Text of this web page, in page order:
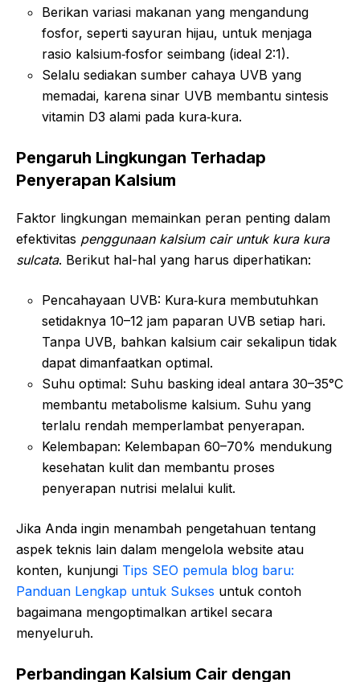
Berikan variasi makanan yang mengandung
fosfor, seperti sayuran hijau, untuk menjaga
rasio kalsium‑fosfor seimbang (ideal 2:1).
Selalu sediakan sumber cahaya UVB yang
memadai, karena sinar UVB membantu sintesis
vitamin D3 alami pada kura‑kura.
Pengaruh Lingkungan Terhadap
Penyerapan Kalsium
Faktor lingkungan memainkan peran penting dalam
efektivitas penggunaan kalsium cair untuk kura kura
sulcata. Berikut hal-hal yang harus diperhatikan:
Pencahayaan UVB: Kura‑kura membutuhkan
setidaknya 10–12 jam paparan UVB setiap hari.
Tanpa UVB, bahkan kalsium cair sekalipun tidak
dapat dimanfaatkan optimal.
Suhu optimal: Suhu basking ideal antara 30–35°C
membantu metabolisme kalsium. Suhu yang
terlalu rendah memperlambat penyerapan.
Kelembapan: Kelembapan 60–70% mendukung
kesehatan kulit dan membantu proses
penyerapan nutrisi melalui kulit.
Jika Anda ingin menambah pengetahuan tentang
aspek teknis lain dalam mengelola website atau
konten, kunjungi Tips SEO pemula blog baru:
Panduan Lengkap untuk Sukses untuk contoh
bagaimana mengoptimalkan artikel secara
menyeluruh.
Perbandingan Kalsium Cair dengan